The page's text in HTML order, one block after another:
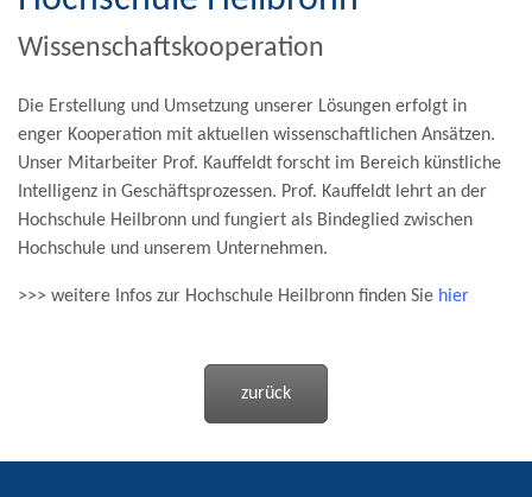
Wissenschaftskooperation
Die Erstellung und Umsetzung unserer Lösungen erfolgt in
enger Kooperation mit aktuellen wissenschaftlichen Ansätzen.
Unser Mitarbeiter Prof. Kauffeldt forscht im Bereich künstliche
Intelligenz in Geschäftsprozessen. Prof. Kauffeldt lehrt an der
Hochschule Heilbronn und fungiert als Bindeglied zwischen
Hochschule und unserem Unternehmen.
>>> weitere Infos zur Hochschule Heilbronn finden Sie hier
zurück